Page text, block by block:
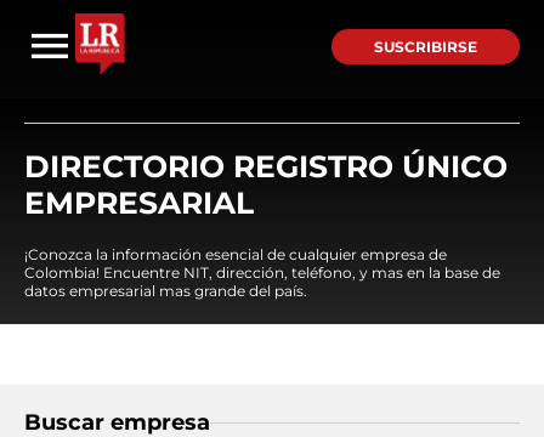
SUSCRIBIRSE
DIRECTORIO REGISTRO ÚNICO
EMPRESARIAL
¡Conozca la información esencial de cualquier empresa de
Colombia! Encuentre NIT, dirección, teléfono, y mas en la base de
datos empresarial mas grande del país.
Buscar empresa